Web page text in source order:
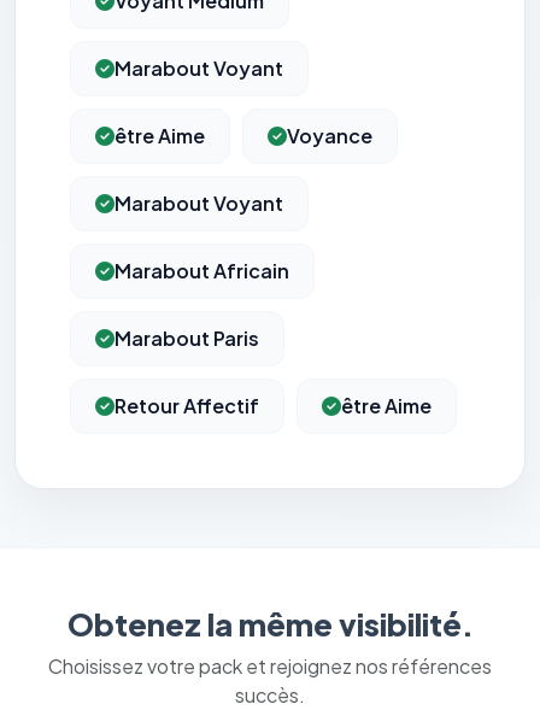
Marabout Voyant
être Aime Voyance
Marabout Voyant
Marabout Africain
Marabout Paris
Retour Affectif être Aime
Obtenez la même visibilité.
Choisissez votre pack et rejoignez nos références
succès.